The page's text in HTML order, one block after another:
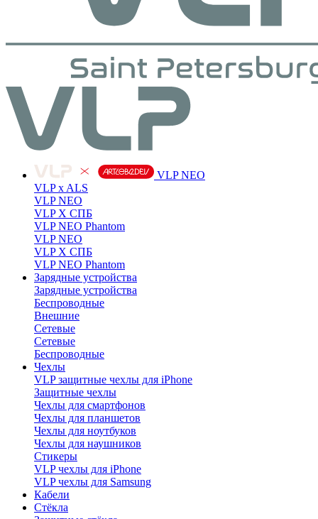
VLP NEO
VLP x ALS
VLP NEO
VLP X СПБ
VLP NEO Phantom
VLP NEO
VLP X СПБ
VLP NEO Phantom
Зарядные устройства
Зарядные устройства
Беспроводные
Внешние
Сетевые
Сетевые
Беспроводные
Чехлы
VLP защитные чехлы для iPhone
Защитные чехлы
Чехлы для смартфонов
Чехлы для планшетов
Чехлы для ноутбуков
Чехлы для наушников
Стикеры
VLP чехлы для iPhone
VLP чехлы для Samsung
Кабели
Стёкла